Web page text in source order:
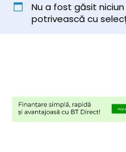
Nu a fost găsit
potrivească cu